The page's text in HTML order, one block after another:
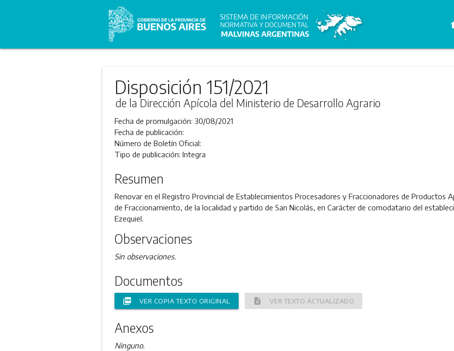
Disposición 151/2021
de la Dirección Apícola del Ministerio de Desarrollo Agrario
Fecha de promulgación: 30/08/2021
Fecha de publicación:
Número de Boletín Oficial:
Tipo de publicación: Integra
Resumen
Renovar en el Registro Provincial de Establecimientos Procesadores y Fraccionadores de Productos
de Fraccionamiento, de la localidad y partido de San Nicolás, en Carácter de comodatario del
Ezequiel.
Observaciones
Sin observaciones.
Documentos
picture_as_pdf VER COPIA TEXTO ORIGINAL description VER TEXTO ACTUALIZADO
Anexos
Ninguno.